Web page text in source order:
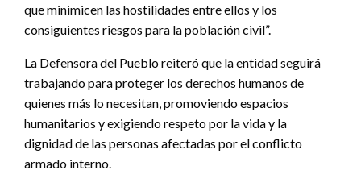
que minimicen las hostilidades entre ellos y los
consiguientes riesgos para la población civil”.
La Defensora del Pueblo reiteró que la entidad seguirá
trabajando para proteger los derechos humanos de
quienes más lo necesitan, promoviendo espacios
humanitarios y exigiendo respeto por la vida y la
dignidad de las personas afectadas por el conflicto
armado interno.